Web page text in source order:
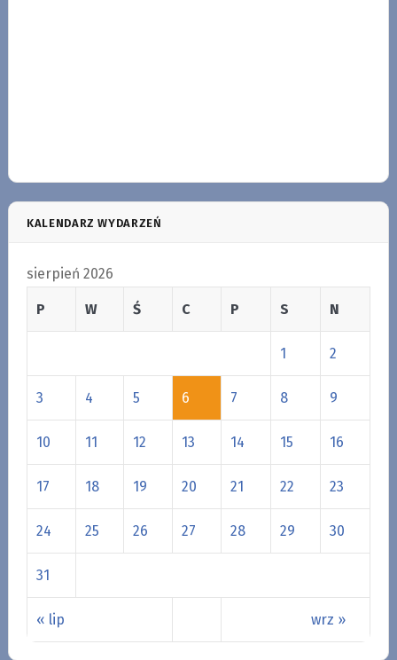
KALENDARZ WYDARZEŃ
sierpień 2026
P W Ś C P S N
« lip wrz »
1 2
3 4 5 6 7 8 9
10 11 12 13 14 15 16
17 18 19 20 21 22 23
24 25 26 27 28 29 30
31